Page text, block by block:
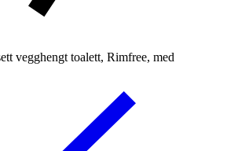
vegghengt toalett, Rimfree, med